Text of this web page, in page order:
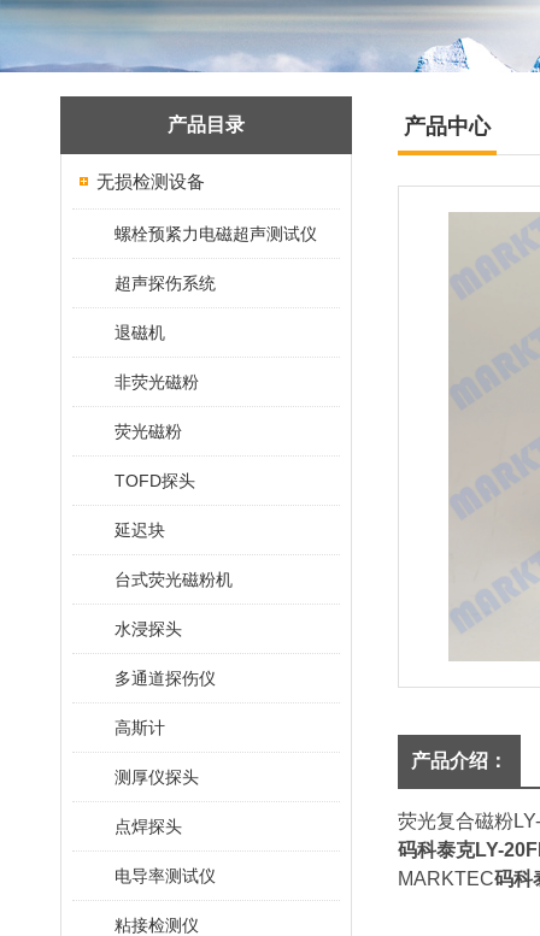
产品目录
无损检测设备
螺栓预紧力电磁超声测试仪
超声探伤系统
退磁机
非荧光磁粉
荧光磁粉
TOFD探头
延迟块
台式荧光磁粉机
水浸探头
多通道探伤仪
高斯计
测厚仪探头
点焊探头
电导率测试仪
粘接检测仪
产品中心
产品介绍：
荧光复合磁粉
码科泰克LY-
MARKTEC码科